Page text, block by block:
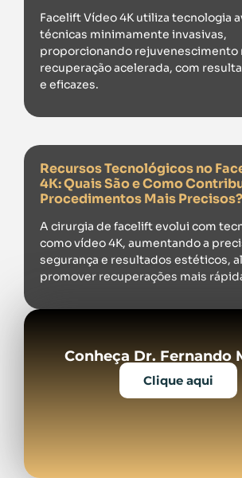
Facelift Vídeo 4K utiliza tecnologia
técnicas minimamente invasivas,
proporcionando rejuvenescimento
recuperação acelerada, com
e eficazes.
Recursos Tecnológicos no
4K: Quais São e Como
Procedimentos Mais Precisos?
A cirurgia de facelift evolui com
como vídeo 4K, aumentando a
segurança e resultados estéticos,
promover recuperações mais
Conheça Dr. Fernando
Clique aqui